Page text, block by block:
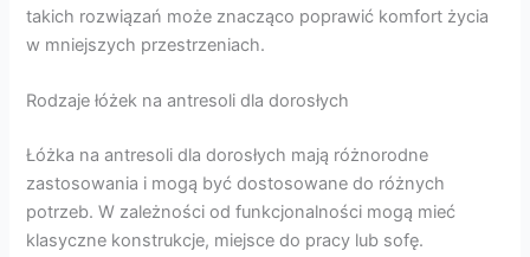
takich rozwiązań może znacząco poprawić komfort życia
w mniejszych przestrzeniach.
Rodzaje łóżek na antresoli dla dorosłych
Łóżka na antresoli dla dorosłych mają różnorodne
zastosowania i mogą być dostosowane do różnych
potrzeb. W zależności od funkcjonalności mogą mieć
klasyczne konstrukcje, miejsce do pracy lub sofę.